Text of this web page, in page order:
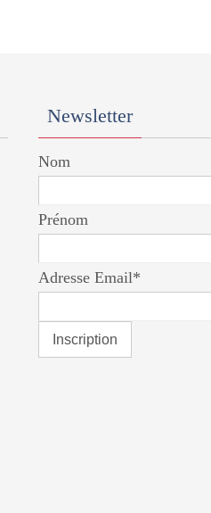
Newsletter
Nom
Prénom
Adresse Email*